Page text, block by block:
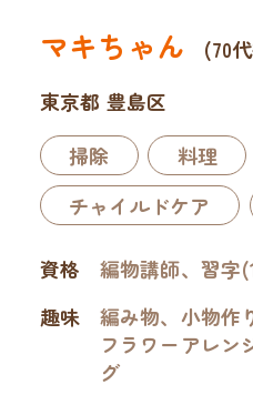
マキちゃん
(70
東京都 豊島区
掃除
料理
チャイルドケア
資格
編物講師、習字
趣味
編み物、小物作
フラワーアレン
グ